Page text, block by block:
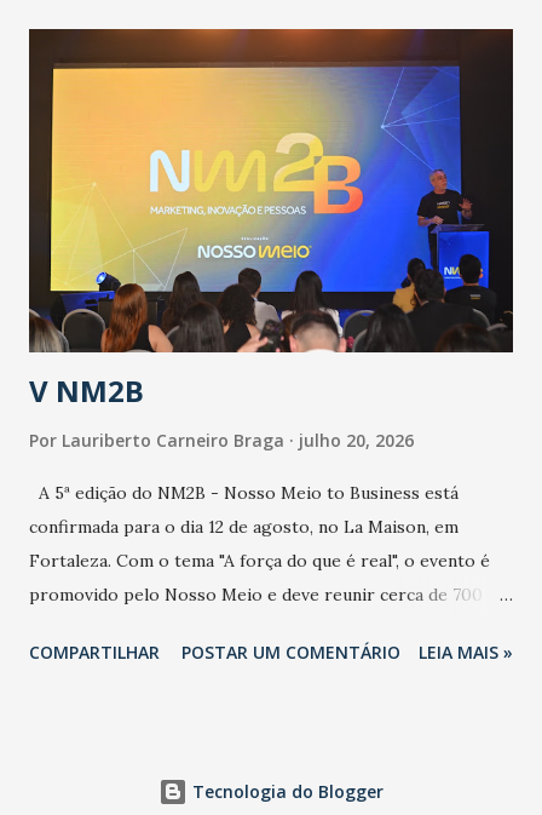
população suspeita e de cuidados com os ambientes
públicos e domiciliares. “Nós não estamos vivendo uma
epidemia comum, como temos em todos os anos, com
aumento de casos de dengue, influenza ou H1N1. Trata-se
de uma epidemia com um vírus diferente, com um poder de
contaminação maior que outros coronavírus”, apontou o
secretário. Segundo ele, é uma epidemia com chance de
contaminação alta, podendo gerar um grande risco à
população e ao sistema de saúde. “Precisamos saber fazer a
estratificação do risco da doença, para não so...
V NM2B
Por Lauriberto Carneiro Braga julho 20, 2026
A 5ª edição do NM2B - Nosso Meio to Business está
confirmada para o dia 12 de agosto, no La Maison, em
Fortaleza. Com o tema "A força do que é real", o evento é
promovido pelo Nosso Meio e deve reunir cerca de 700
e lideranças do Mercado Nacional. Desde 2022, o NM2B
LinkedIn, VISA, Grupo 3corações, TikTok e M. Dias Branco.
COMPARTILHAR POSTAR UM COMENTÁRIO LEIA MAIS »
Tecnologia do Blogger